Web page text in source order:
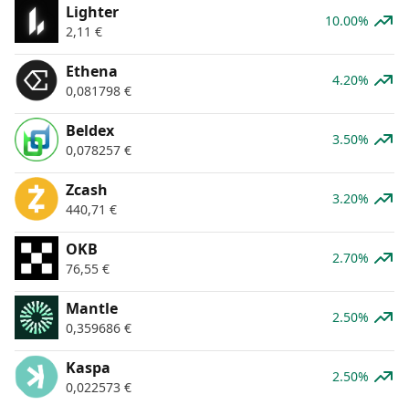
Lighter
2,11 €
10.00%
Ethena
0,081798 €
4.20%
Beldex
0,078257 €
3.50%
Zcash
440,71 €
3.20%
OKB
76,55 €
2.70%
Mantle
0,359686 €
2.50%
Kaspa
0,022573 €
2.50%